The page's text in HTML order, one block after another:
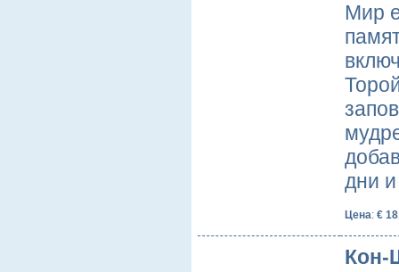
Мир
дни
Цена: €
Кон-